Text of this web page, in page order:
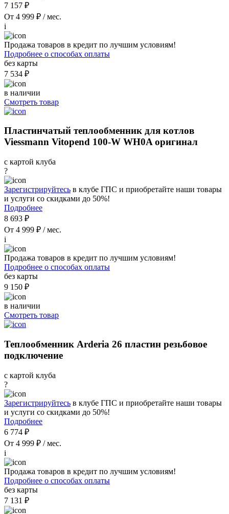
7 157 ₽
От 4 999 ₽ / мес.
i
Продажа товаров в кредит по лучшим условиям!
Подробнее о способах оплаты
без карты
7 534 ₽
в наличии
Смотреть товар
Пластинчатый теплообменник для котлов
Viessmann Vitopend 100-W WH0A оригинал
с картой клуба
?
Зарегистрируйтесь в клубе ГПС и приобретайте наши товары
и услуги со скидками до 50%!
Подробнее
8 693 ₽
От 4 999 ₽ / мес.
i
Продажа товаров в кредит по лучшим условиям!
Подробнее о способах оплаты
без карты
9 150 ₽
в наличии
Смотреть товар
Теплообменник Arderia 26 пластин резьбовое
подключение
с картой клуба
?
Зарегистрируйтесь в клубе ГПС и приобретайте наши товары
и услуги со скидками до 50%!
Подробнее
6 774 ₽
От 4 999 ₽ / мес.
i
Продажа товаров в кредит по лучшим условиям!
Подробнее о способах оплаты
без карты
7 131 ₽